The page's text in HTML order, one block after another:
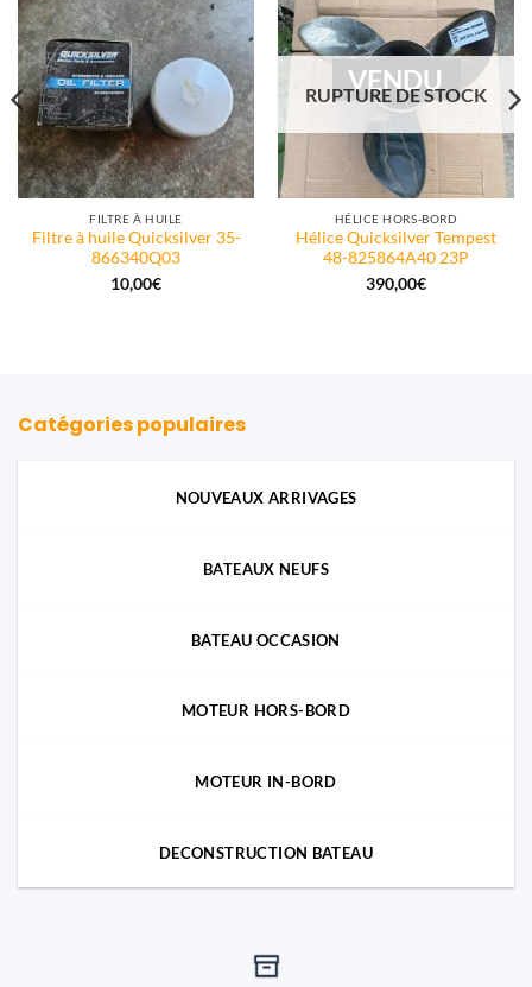
FILTRE À HUILE
Filtre à huile Quicksilver 35-
866340Q03
10,00€
VENDU
RUPTURE DE STOCK
HÉLICE HORS-BORD
Hélice Quicksilver Tempest
48-825864A40 23P
390,00€
Catégories populaires
NOUVEAUX ARRIVAGES
BATEAUX NEUFS
BATEAU OCCASION
MOTEUR HORS-BORD
MOTEUR IN-BORD
DECONSTRUCTION BATEAU